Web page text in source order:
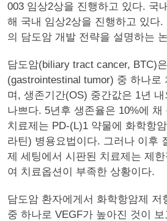
003 임상2상을 진행하고 있다. 국
해 국내 임상2상을 진행하고 있다
의 담도암 개발 전략을 설명하는
담도암(biliary tract cancer, BTC)
(gastrointestinal tumor) 중 하나로
며, 생존기간(OS) 중간값은 1년
나쁘다. 5년후 생존율은 10%에
치료제는 PD-(L)1 약물에 화학항
라틴) 병용요법이다. 그러나 이후
제 세팅에서 시판된 치료제는 제
여 치료옵션이 부족한 상황이다.
담도암 환자에게서 화학항암제 저
중 하나로 VEGF가 높아진 것이